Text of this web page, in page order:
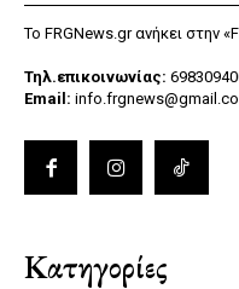
Το FRGNews.gr ανήκει στην
Τηλ.επικοινωνίας:
Email:
Κατηγορίες